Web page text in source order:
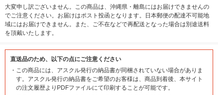
大変申し訳ございません。この商品は、沖縄県・離島にはお届けできませんの
でご注意ください。お届けはポスト投函となります。日本郵便の配達不可能地
域にはお届けできません。また、ご不在などで再配送となった場合は別途送料
を頂戴いたします。
直送品のため、以下の点にご注意ください
・ この商品には、アスクル発行の納品書が同梱されていない場合がありま
す。アスクル発行の納品書をご希望のお客様は、商品到着後、本サイト
の注文履歴よりPDFファイルにて印刷することが可能です。